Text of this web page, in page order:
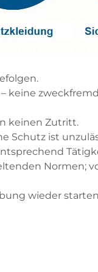
keine
keinen Zutritt.
Schutz ist
Normen;
wieder